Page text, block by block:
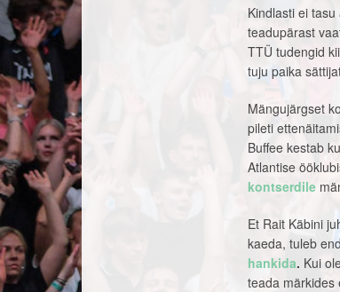
Kindlasti ei
teadupärast
TTÜ tudengid
tuju paika
Mängujärgset
pileti
Buffee kestab
Atlantise
kontserdile
Et Rait Käbini
kaeda, tuleb
hankida. Kui
teada märkides